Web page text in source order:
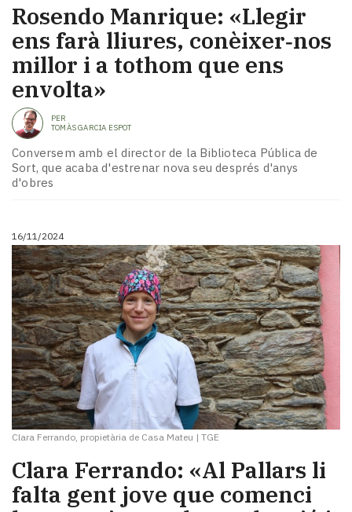
Rosendo Manrique: «Llegir
ens farà lliures, conèixer‑nos
millor i a tothom que ens
envolta»
PER
TOMÀS GARCIA ESPOT
Conversem amb el director de la Biblioteca Pública de
Sort, que acaba d'estrenar nova seu després d'anys
d'obres
16/11/2024
Clara Ferrando, propietària de Casa Mateu | TGE
Clara Ferrando: «Al Pallars li
falta gent jove que comenci